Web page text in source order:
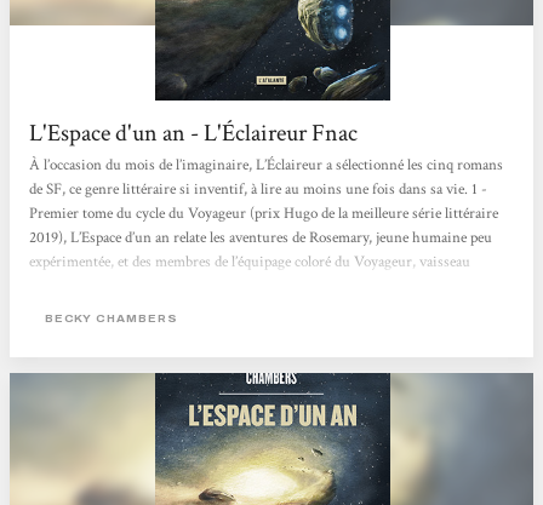
L'Espace d'un an - L'Éclaireur Fnac
À l’occasion du mois de l’imaginaire, L’Éclaireur a sélectionné les cinq romans
de SF, ce genre littéraire si inventif, à lire au moins une fois dans sa vie. 1 -
Premier tome du cycle du Voyageur (prix Hugo de la meilleure série littéraire
2019), L’Espace d’un an relate les aventures de Rosemary, jeune humaine peu
expérimentée, et des membres de l’équipage coloré du Voyageur, vaisseau
du cosy space opera, Becky Chambers nous embarque avec elle à bord du
BECKY CHAMBERS